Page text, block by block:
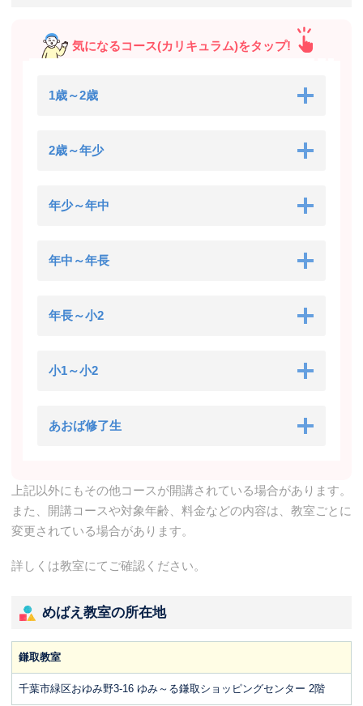
気になるコース(カリキュラム)をタップ!
1歳～2歳
2歳～年少
年少～年中
年中～年長
年長～小2
小1～小2
あおば修了生
上記以外にもその他コースが開講されている場合があります。
また、開講コースや対象年齢、料金などの内容は、教室ごとに
変更されている場合があります。
詳しくは教室にてご確認ください。
めばえ教室の所在地
鎌取教室
千葉市緑区おゆみ野3-16 ゆみ～る鎌取ショッピングセンター 2階